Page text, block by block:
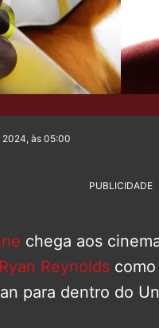
2024, às 05:00
PUBLICIDADE
chega aos
Ryan Reynolds
para dentro do